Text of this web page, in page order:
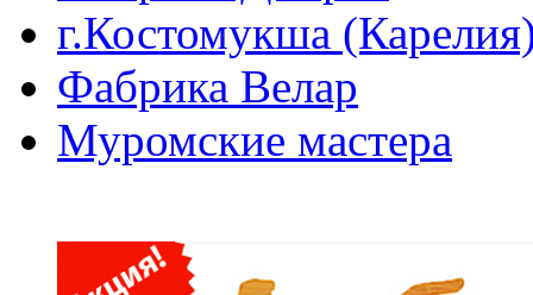
г.Костомукша
Фабрика Велар
Муромские мастера